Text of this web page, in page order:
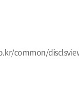
common/